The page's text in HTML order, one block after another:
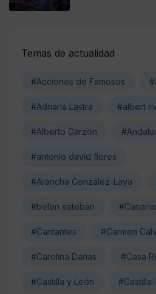
Temas de actualidad
#Acciones de Famosos
#Adriana Lastra #albert
#Alberto Garzón
#antonio david flores
#Arancha González-Laya
#belen esteban
#Cantantes #Carmen
#Carolina Darias #Casa
#Castilla y León